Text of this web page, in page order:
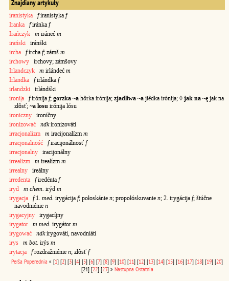
Znajdiany artykuły
iranistyka firanístyka f
Iranka
firánka f
Irańczyk
m iráneć m
irański iránśki
ircha
fírcha f; zámš m
irchowy írchovy; zámšovy
Irlandczyk
m irlándeć m
Irlandka
firlándka f
irlandzki irlándśki
ironi|a
firónija f; gorzka ~a hôrka irónija; zjadliwa ~a jiêdka irónija; ◊ jak na ~ę jak na
złôsť; ~a losu irónija lósu
ironiczny ironíčny
ironizować
ndkironizováti
irracjonalizm
m iracijonalízm m
irracjonalność
firacijonálnosť f
irracjonalny iracijonálny
irrealizm
m irealízm m
irrealny ireálny
irredenta
firedénta f
iryd
m chem. irýd m
irygacja
f1. med. irygácija f; połoskánie n; propołóskuvanie n; 2. irygácija f; štúčne
navodniénie n
irygacyjny irygacíjny
irygator
m med. irygátor m
irygować
ndkirygováti, navodniáti
irys
m bot. irýs m
irytacja
frozdražniénie n; złôsť f
Perša Poperednia « [1] [2] [3] [4] [5] [6] [7] [8] [9] [10] [11] [12] [13] [14] [15] [16] [17] [18] [19] [20]
[21] [22] [23]» Nastupna Ostatnia